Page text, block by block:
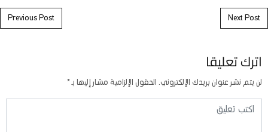
Post navigation
Previous Post Next Post
اترك تعليقا
لن يتم نشر عنوان بريدك الإلكتروني. الحقول الإلزامية مشار إليها بـ*